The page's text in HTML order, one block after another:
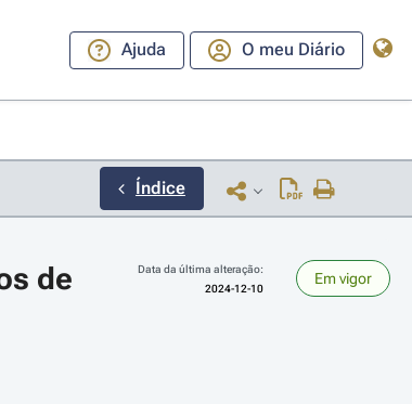
Ajuda O meu Diário
Índice
para navegar pelos meses; Use cmd ou ctrl +
de
Data da última alteração:
2024-12-10
Em vigor